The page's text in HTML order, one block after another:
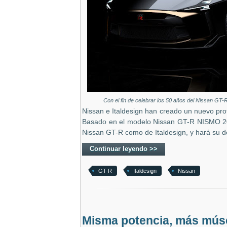
Con el fin de celebrar los 50 años del Nissan
Nissan e Italdesign han creado un nuevo
Basado en el modelo Nissan GT-R NISMO
Nissan GT-R como de Italdesign, y hará su
Continuar leyendo >>
GT-R Italdesign Nissan
Misma potencia, más